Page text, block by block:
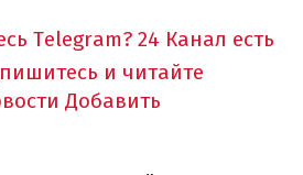
Telegram? 24 Канал есть
и читайте
Добавить